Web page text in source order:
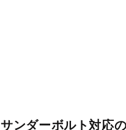
サンダーボルト対応